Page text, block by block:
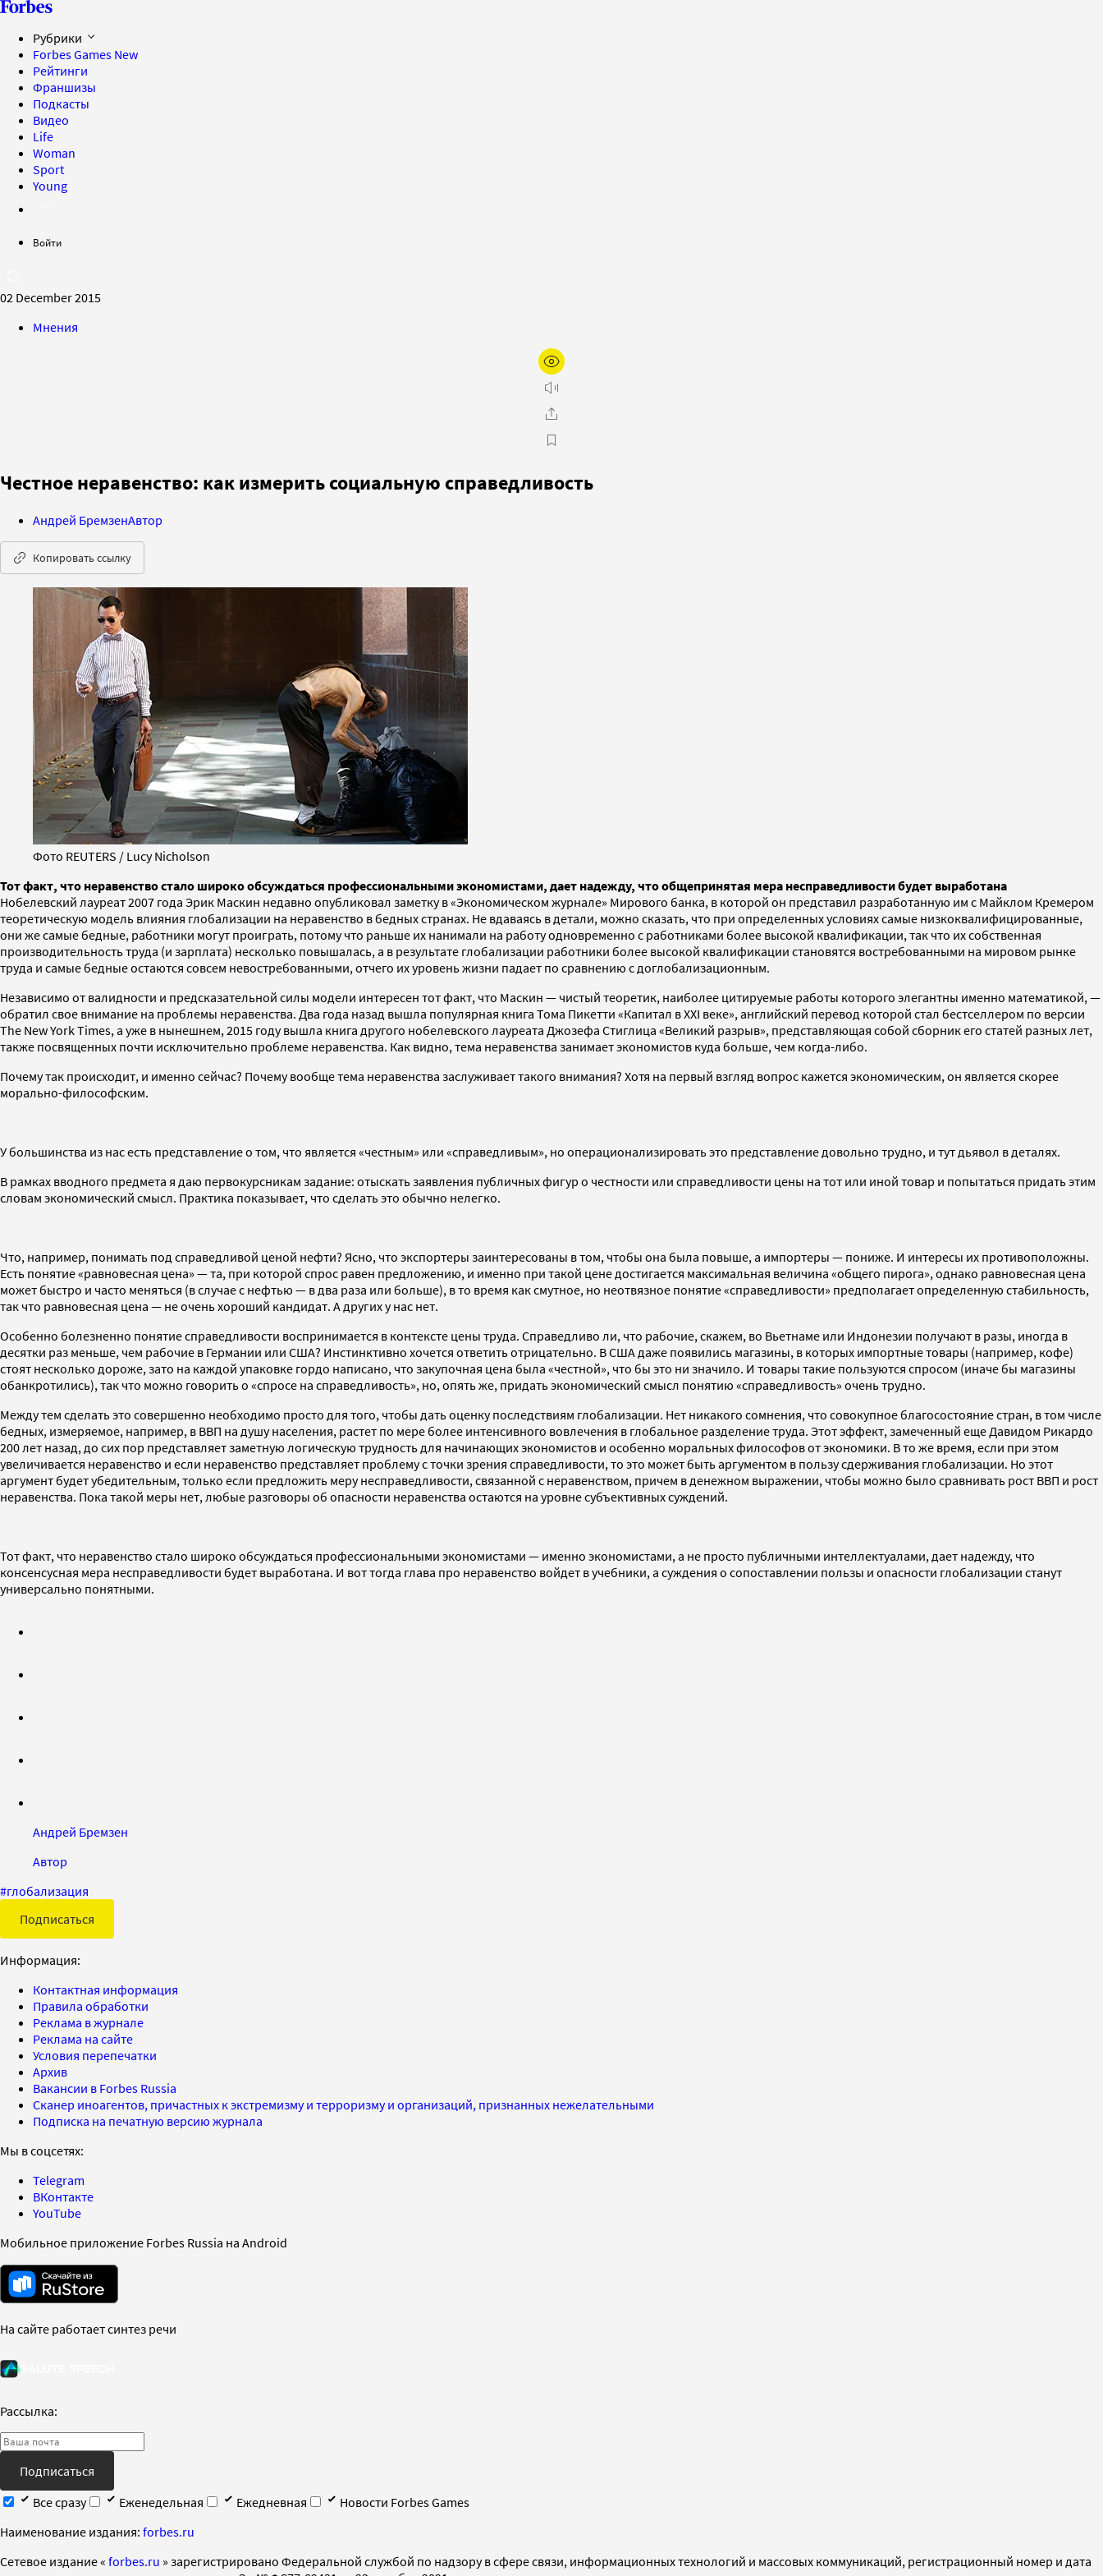
Рубрики
Forbes Games New
Рейтинги
Франшизы
Подкасты
Видео
Life
Woman
Sport
Young
Войти
02 December 2015
Мнения
Честное неравенство: как измерить социальную справедливость
Андрей БремзенАвтор
Копировать ссылку
Фото REUTERS / Lucy Nicholson
Тот факт, что неравенство стало широко обсуждаться профессиональными экономистами, дает надежду, что общепринятая мера несправедливости будет выработана
Нобелевский лауреат 2007 года Эрик Маскин недавно опубликовал заметку в «Экономическом журнале» Мирового банка, в которой он представил разработанную им с Майклом Кремером
теоретическую модель влияния глобализации на неравенство в бедных странах. Не вдаваясь в детали, можно сказать, что при определенных условиях самые низкоквалифицированные,
они же самые бедные, работники могут проиграть, потому что раньше их нанимали на работу одновременно с работниками более высокой квалификации, так что их собственная
производительность труда (и зарплата) несколько повышалась, а в результате глобализации работники более высокой квалификации становятся востребованными на мировом рынке
труда и самые бедные остаются совсем невостребованными, отчего их уровень жизни падает по сравнению с доглобализационным.
Независимо от валидности и предсказательной силы модели интересен тот факт, что Маскин — чистый теоретик, наиболее цитируемые работы которого элегантны именно математикой, —
обратил свое внимание на проблемы неравенства. Два года назад вышла популярная книга Тома Пикетти «Капитал в XXI веке», английский перевод которой стал бестселлером по версии
The New York Times, а уже в нынешнем, 2015 году вышла книга другого нобелевского лауреата Джозефа Стиглица «Великий разрыв», представляющая собой сборник его статей разных лет,
также посвященных почти исключительно проблеме неравенства. Как видно, тема неравенства занимает экономистов куда больше, чем когда-либо.
Почему так происходит, и именно сейчас? Почему вообще тема неравенства заслуживает такого внимания? Хотя на первый взгляд вопрос кажется экономическим, он является скорее
морально-философским.
У большинства из нас есть представление о том, что является «честным» или «справедливым», но операционализировать это представление довольно трудно, и тут дьявол в деталях.
В рамках вводного предмета я даю первокурсникам задание: отыскать заявления публичных фигур о честности или справедливости цены на тот или иной товар и попытаться придать этим
словам экономический смысл. Практика показывает, что сделать это обычно нелегко.
Что, например, понимать под справедливой ценой нефти? Ясно, что экспортеры заинтересованы в том, чтобы она была повыше, а импортеры — пониже. И интересы их противоположны.
Есть понятие «равновесная цена» — та, при которой спрос равен предложению, и именно при такой цене достигается максимальная величина «общего пирога», однако равновесная цена
может быстро и часто меняться (в случае с нефтью — в два раза или больше), в то время как смутное, но неотвязное понятие «справедливости» предполагает определенную стабильность,
так что равновесная цена — не очень хороший кандидат. А других у нас нет.
Особенно болезненно понятие справедливости воспринимается в контексте цены труда. Справедливо ли, что рабочие, скажем, во Вьетнаме или Индонезии получают в разы, иногда в
десятки раз меньше, чем рабочие в Германии или США? Инстинктивно хочется ответить отрицательно. В США даже появились магазины, в которых импортные товары (например, кофе)
стоят несколько дороже, зато на каждой упаковке гордо написано, что закупочная цена была «честной», что бы это ни значило. И товары такие пользуются спросом (иначе бы магазины
обанкротились), так что можно говорить о «спросе на справедливость», но, опять же, придать экономический смысл понятию «справедливость» очень трудно.
Между тем сделать это совершенно необходимо просто для того, чтобы дать оценку последствиям глобализации. Нет никакого сомнения, что совокупное благосостояние стран, в том числе
бедных, измеряемое, например, в ВВП на душу населения, растет по мере более интенсивного вовлечения в глобальное разделение труда. Этот эффект, замеченный еще Давидом Рикардо
200 лет назад, до сих пор представляет заметную логическую трудность для начинающих экономистов и особенно моральных философов от экономики. В то же время, если при этом
увеличивается неравенство и если неравенство представляет проблему с точки зрения справедливости, то это может быть аргументом в пользу сдерживания глобализации. Но этот
аргумент будет убедительным, только если предложить меру несправедливости, связанной с неравенством, причем в денежном выражении, чтобы можно было сравнивать рост ВВП и рост
неравенства. Пока такой меры нет, любые разговоры об опасности неравенства остаются на уровне субъективных суждений.
Тот факт, что неравенство стало широко обсуждаться профессиональными экономистами — именно экономистами, а не просто публичными интеллектуалами, дает надежду, что
консенсусная мера несправедливости будет выработана. И вот тогда глава про неравенство войдет в учебники, а суждения о сопоставлении пользы и опасности глобализации станут
универсально понятными.
Андрей Бремзен
Автор
#глобализация
Подписаться
Информация:
Контактная информация
Правила обработки
Реклама в журнале
Реклама на сайте
Условия перепечатки
Архив
Вакансии в Forbes Russia
Сканер иноагентов, причастных к экстремизму и терроризму и организаций, признанных нежелательными
Подписка на печатную версию журнала
Мы в соцсетях:
Telegram
ВКонтакте
YouTube
Мобильное приложение Forbes Russia на Android
На сайте работает синтез речи
Рассылка:
Подписаться
Все сразу
Еженедельная Ежедневная
Новости Forbes Games
Наименование издания: forbes.ru
Cетевое издание « forbes.ru » зарегистрировано Федеральной службой по надзору в сфере связи, информационных технологий и массовых коммуникаций, регистрационный номер и дата